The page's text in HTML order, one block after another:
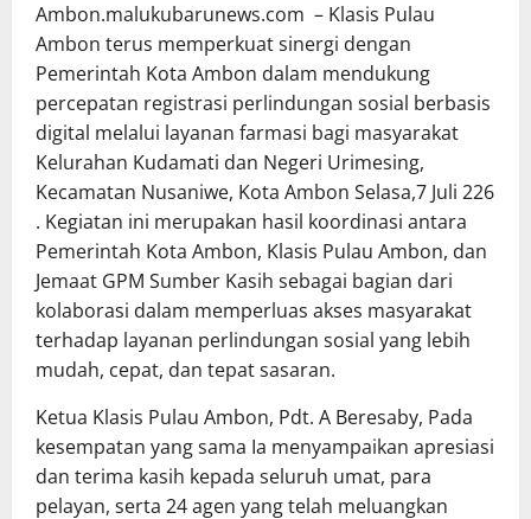
Ambon.malukubarunews.com – Klasis Pulau
Ambon terus memperkuat sinergi dengan
Pemerintah Kota Ambon dalam mendukung
percepatan registrasi perlindungan sosial berbasis
digital melalui layanan farmasi bagi masyarakat
Kelurahan Kudamati dan Negeri Urimesing,
Kecamatan Nusaniwe, Kota Ambon Selasa,7 Juli 226
. Kegiatan ini merupakan hasil koordinasi antara
Pemerintah Kota Ambon, Klasis Pulau Ambon, dan
Jemaat GPM Sumber Kasih sebagai bagian dari
kolaborasi dalam memperluas akses masyarakat
terhadap layanan perlindungan sosial yang lebih
mudah, cepat, dan tepat sasaran.
Ketua Klasis Pulau Ambon, Pdt. A Beresaby, Pada
kesempatan yang sama Ia menyampaikan apresiasi
dan terima kasih kepada seluruh umat, para
pelayan, serta 24 agen yang telah meluangkan